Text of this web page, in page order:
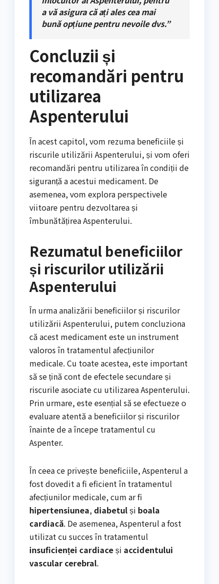
a vă asigura că ați ales cea mai
bună opțiune pentru nevoile dvs.”
Concluzii și
recomandări pentru
utilizarea
Aspenterului
În acest capitol, vom rezuma beneficiile și
riscurile utilizării Aspenterului, și vom oferi
recomandări pentru utilizarea în condiții de
siguranță a acestui medicament. De
asemenea, vom explora perspectivele
viitoare pentru dezvoltarea și
îmbunătățirea Aspenterului.
Rezumatul beneficiilor
și riscurilor utilizării
Aspenterului
În urma analizării beneficiilor și riscurilor
utilizării Aspenterului, putem concluziona
că acest medicament este un instrument
valoros în tratamentul afecțiunilor
medicale. Cu toate acestea, este important
să se țină cont de efectele secundare și
riscurile asociate cu utilizarea Aspenterului.
Prin urmare, este esențial să se efectueze o
evaluare atentă a beneficiilor și riscurilor
înainte de a începe tratamentul cu
Aspenter.
În ceea ce privește beneficiile, Aspenterul a
fost dovedit a fi eficient în tratamentul
afecțiunilor medicale, cum ar fi
hipertensiunea, diabetulși boala
cardiacă. De asemenea, Aspenterul a fost
utilizat cu succes în tratamentul
insuficienței cardiaceși accidentului
vascular cerebral.